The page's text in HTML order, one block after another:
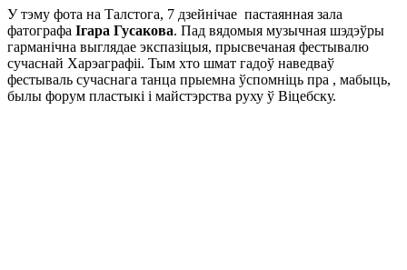
У тэму фота на Талстога, 7 дзейнічае пастаянная зала
фатографа Ігара Гусакова. Пад вядомыя музычная шэдэўры
гарманічна выглядае экспазіцыя, прысвечаная фестывалю
сучаснай Харэаграфіі. Тым хто шмат гадоў наведваў
фестываль сучаснага танца прыемна ўспомніць пра , мабыць,
былы форум пластыкі і майстэрства руху ў Віцебску.